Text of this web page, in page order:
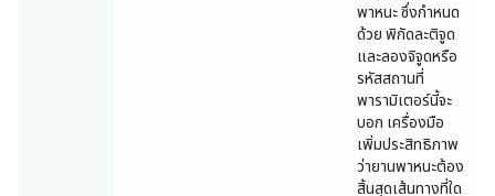
พาหนะ ซึ่งกำหนด
ด้วย พิกัดละติจูด
และลองจิจูดหรือ
รหัสสถานที่
พารามิเตอร์นี้จะ
บอก เครื่องมือ
เพิ่มประสิทธิภาพ
ว่ายานพาหนะต้อง
สิ้นสุดเส้นทางที่ใด